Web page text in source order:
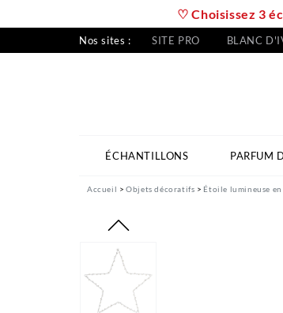
♡ Choisissez 3
Nos sites : SITE PRO BLANC
ÉCHANTILLONS PARFUM
Accueil Objets décoratifs Étoile lumineuse